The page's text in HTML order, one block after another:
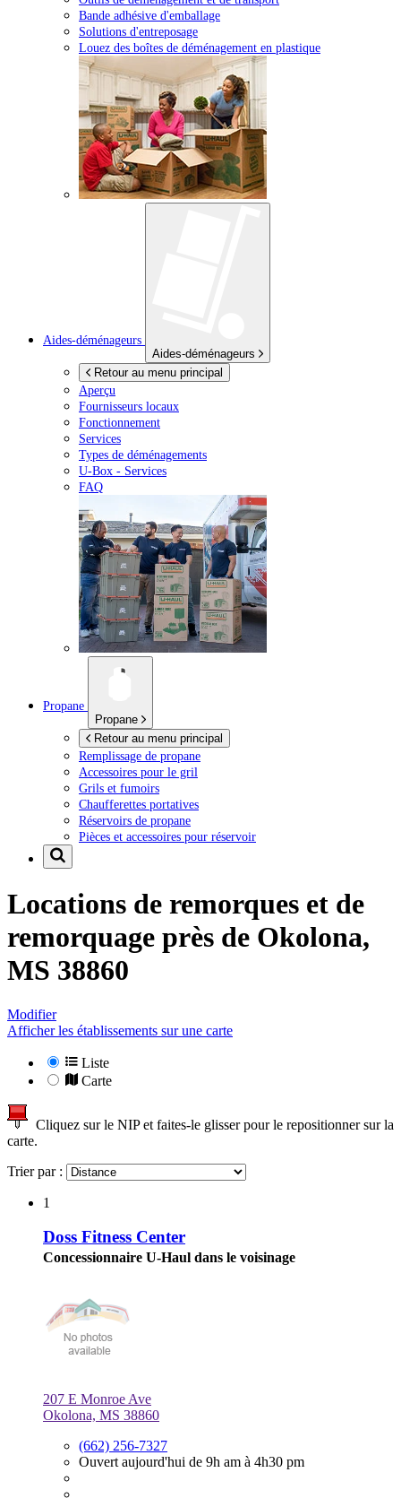
Bande adhésive d'emballage
Solutions d'entreposage
Louez des boîtes de déménagement en plastique
Aides-déménageurs
Aides-déménageurs
Retour au menu principal
Aperçu
Fournisseurs locaux
Fonctionnement
Services
Types de déménagements
U-Box - Services
FAQ
Propane
Propane
Retour au menu principal
Remplissage de propane
Accessoires pour le gril
Grils et fumoirs
Chaufferettes portatives
Réservoirs de propane
Pièces et accessoires pour réservoir
Locations de remorques et de
remorquage près de Okolona,
MS 38860
Modifier
Afficher les établissements sur une carte
Liste
Carte
Cliquez sur le NIP et faites-le glisser pour le repositionner sur la
carte.
Trier par :
1
Doss Fitness Center
Concessionnaire U-Haul dans le voisinage
207 E Monroe Ave
Okolona, MS 38860
(662) 256-7327
Ouvert aujourd'hui de 9h am à 4h30 pm